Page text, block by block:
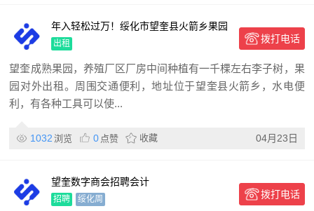
年入轻松过万！绥化市望奎县火箭乡果园
出租
出租 拨打电话
望奎成熟果园，养殖厂区厂房中间种植有一千棵左右李子树，果
园对外出租。周围交通便利，地址位于望奎县火箭乡，水电便
利，有各种工具可以使...
1032 浏览 0 点赞 收藏 04月23日
望奎数字商会招聘会计
招聘 绥化周 拨打电话